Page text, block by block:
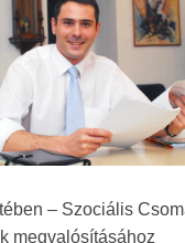
– Szociális
megvalósításához